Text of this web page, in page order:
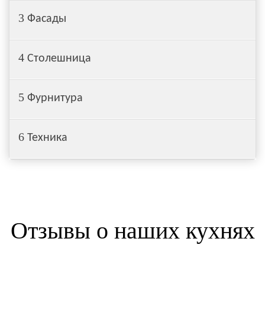
3 Фасады
4 Столешница
5 Фурнитура
6 Техника
Отзывы о наших кухнях